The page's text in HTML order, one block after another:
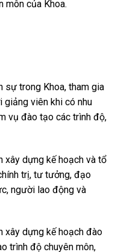
môn của Khoa.
sự trong Khoa, tham gia
giảng viên khi có nhu
vụ đào tạo các trình độ,
xây dựng kế hoạch và tổ
trị, tư tưởng, đạo
người lao động và
xây dựng kế hoạch đào
trình độ chuyên môn,